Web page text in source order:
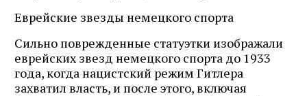
Еврейские звезды немецкого спорта
Сильно поврежденные статуэтки изображали
еврейских звезд немецкого спорта до 1933
года, когда нацистский режим Гитлера
захватил власть, и после этого, включая